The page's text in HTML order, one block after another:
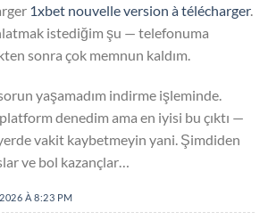
1xbet nouvelle version à télécharger.
istediğim şu — telefonuma
sonra çok memnun kaldım.
yaşamadım indirme işleminde.
denedim ama en iyisi bu çıktı —
vakit kaybetmeyin yani. Şimdiden
ve bol kazançlar…
À 8:23 PM